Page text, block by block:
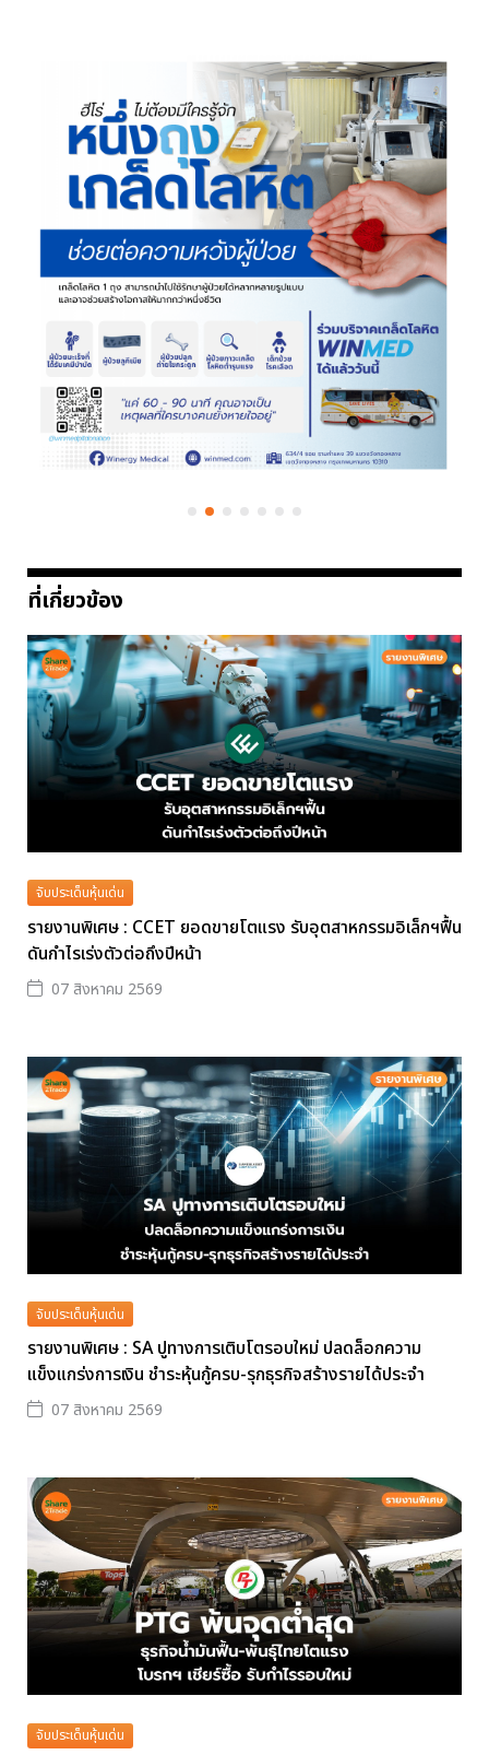
ที่เกี่ยวข้อง
จับประเด็นหุ้นเด่น
รายงานพิเศษ : CCET ยอดขายโตแรง รับอุตสาหกรรมอิเล็กฯฟื้น
ดันกำไรเร่งตัวต่อถึงปีหน้า
07 สิงหาคม 2569
จับประเด็นหุ้นเด่น
รายงานพิเศษ : SA ปูทางการเติบโตรอบใหม่ ปลดล็อกความ
แข็งแกร่งการเงิน ชำระหุ้นกู้ครบ-รุกธุรกิจสร้างรายได้ประจำ
07 สิงหาคม 2569
จับประเด็นหุ้นเด่น